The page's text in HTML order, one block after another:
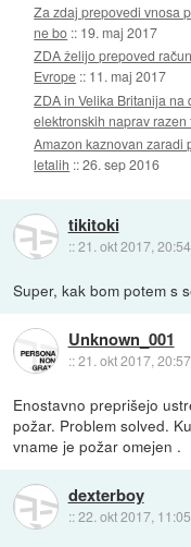
Za zdaj prepovedi vnosa
ne bo :: 19. maj 2017
ZDA želijo prepoved
Evrope :: 11. maj 2017
ZDA in Velika Britanija
elektronskih naprav razen
Amazon kaznovan zaradi
letalih ::26. sep 2016
tikitoki
::21. okt 2017, 20:54
Super, kak bom potem s
Unknown_001
::21. okt 2017, 20:57
Enostavno preprišejo
požar. Problem solved.
vname je požar omejen .
dexterboy
::22. okt 2017, 11:05